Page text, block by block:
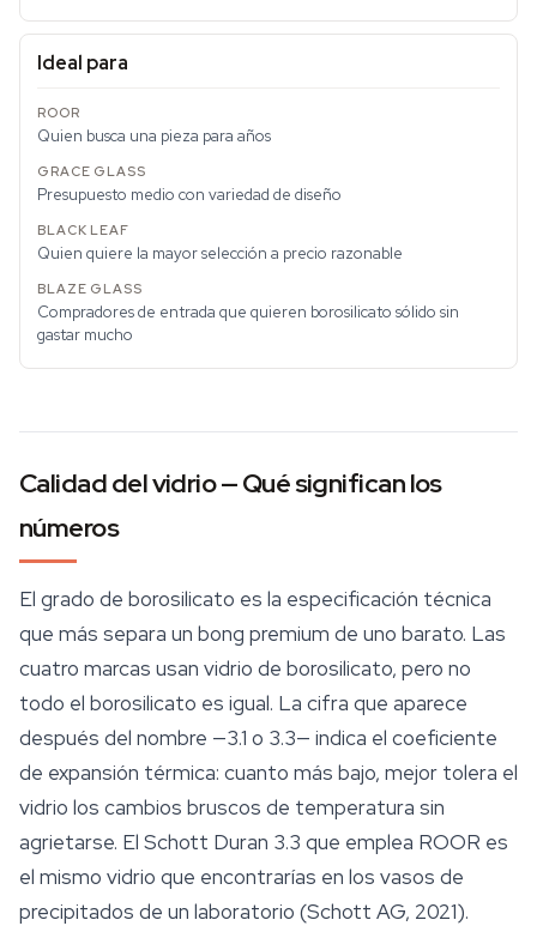
Ideal para
Quien busca una pieza para años
Presupuesto medio con variedad de diseño
Quien quiere la mayor selección a precio razonable
Compradores de entrada que quieren borosilicato sólido sin
gastar mucho
Calidad del vidrio — Qué significan los
números
El grado de borosilicato es la especificación técnica
que más separa un bong premium de uno barato. Las
cuatro marcas usan vidrio de borosilicato, pero no
todo el borosilicato es igual. La cifra que aparece
después del nombre —3.1 o 3.3— indica el coeficiente
de expansión térmica: cuanto más bajo, mejor tolera el
vidrio los cambios bruscos de temperatura sin
agrietarse. El Schott Duran 3.3 que emplea ROOR es
el mismo vidrio que encontrarías en los vasos de
precipitados de un laboratorio (Schott AG, 2021).